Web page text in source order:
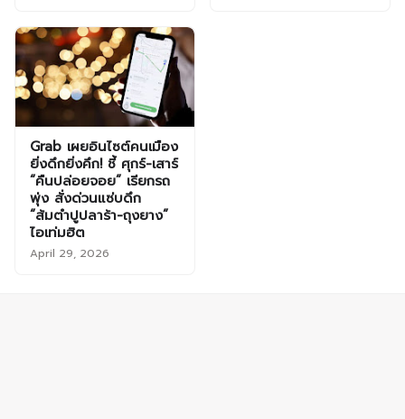
Grab เผยอินไซต์คนเมือง
ยิ่งดึกยิ่งคึก! ชี้ ศุกร์-เสาร์
“คืนปล่อยจอย” เรียกรถ
พุ่ง สั่งด่วนแซ่บดึก
“ส้มตำปูปลาร้า-ถุงยาง”
ไอเท่มฮิต
April 29, 2026